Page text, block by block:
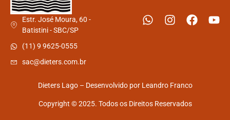
Estr. José Moura, 60 -
Batistini - SBC/SP
(11) 9 9625-0555
sac@dieters.com.br
Dieters Lago – Desenvolvido por Leandro Franco
Copyright © 2025. Todos os Direitos Reservados